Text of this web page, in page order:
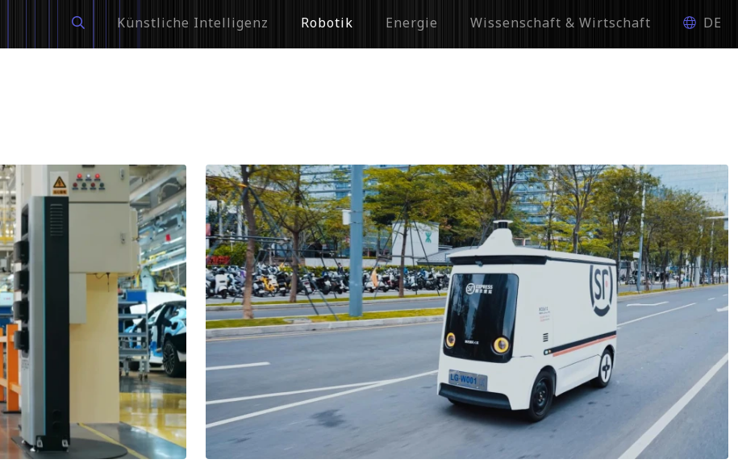
Künstliche Intelligenz Robotik Energie Wissenschaft & Wirtschaft DE